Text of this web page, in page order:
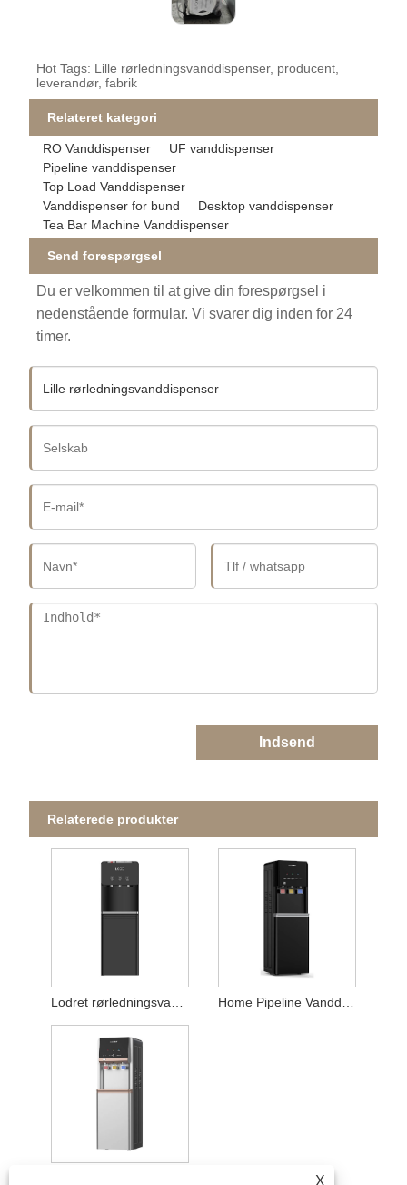
Hot Tags: Lille rørledningsvanddispenser, producent,
leverandør, fabrik
Relateret kategori
RO Vanddispenser
UF vanddispenser
Pipeline vanddispenser
Top Load Vanddispenser
Vanddispenser for bund
Desktop vanddispenser
Tea Bar Machine Vanddispenser
Send forespørgsel
Du er velkommen til at give din forespørgsel i
nedenstående formular. Vi svarer dig inden for 24
timer.
Indsend
Relaterede produkter
X